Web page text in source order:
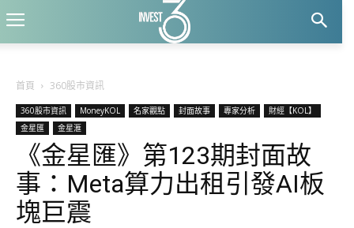
首頁 360股市資訊
360股市資訊 MoneyKOL 名家觀點 封面故事 專家分析
財經【KOL】
金星匯
金星滙
《金星匯》第123期封面故
事：Meta算力出租引發AI板
塊巨震